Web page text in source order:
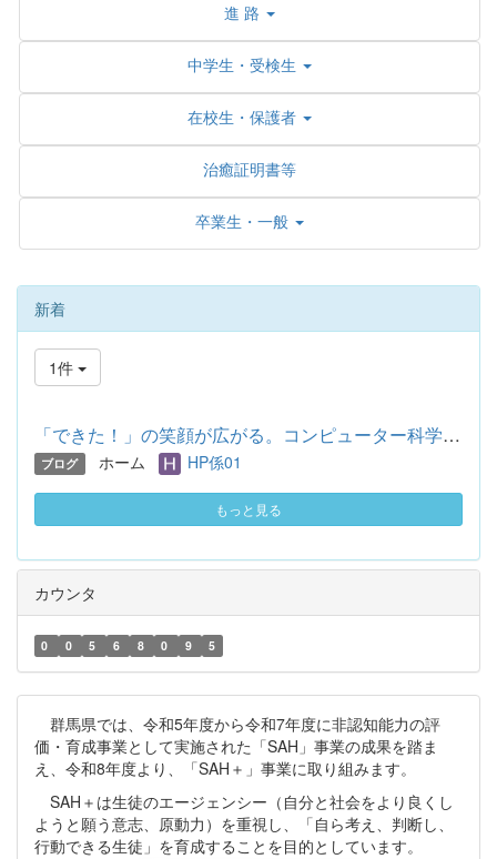
進 路
中学生・受検生
在校生・保護者
治癒証明書等
卒業生・一般
新着
1件
「できた！」の笑顔が広がる。コンピューター科学部がサポートし...
ブログ ホーム HP係01
もっと見る
カウンタ
0 0 5 6 8 0 9 5
群馬県では、令和5年度から令和7年度に非認知能力の評
価・育成事業として実施された「SAH」事業の成果を踏ま
え、令和8年度より、「SAH＋」事業に取り組みます。
SAH＋は生徒のエージェンシー（自分と社会をより良くし
ようと願う意志、原動力）を重視し、「自ら考え、判断し、
行動できる生徒」を育成することを目的としています。